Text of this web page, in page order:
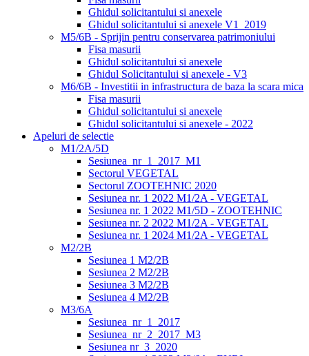
Ghidul solicitantului si anexele
Ghidul solicitantului si anexele V1_2019
M5/6B - Sprijin pentru conservarea patrimoniului
Fisa masurii
Ghidul solicitantului si anexele
Ghidul Solicitantului si anexele - V3
M6/6B - Investitii in infrastructura de baza la scara mica
Fisa masurii
Ghidul solicitantului si anexele
Ghidul solicitantului si anexele - 2022
Apeluri de selectie
M1/2A/5D
Sesiunea_nr_1_2017_M1
Sectorul VEGETAL
Sectorul ZOOTEHNIC 2020
Sesiunea nr. 1 2022 M1/2A - VEGETAL
Sesiunea nr. 1 2022 M1/5D - ZOOTEHNIC
Sesiunea nr. 2 2022 M1/2A - VEGETAL
Sesiunea nr. 1 2024 M1/2A - VEGETAL
M2/2B
Sesiunea 1 M2/2B
Sesiunea 2 M2/2B
Sesiunea 3 M2/2B
Sesiunea 4 M2/2B
M3/6A
Sesiunea_nr_1_2017
Sesiunea_nr_2_2017_M3
Sesiunea nr_3_2020